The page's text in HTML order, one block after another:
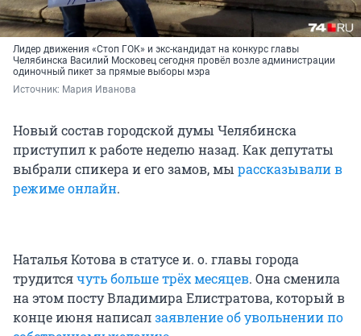
Лидер движения «Стоп ГОК» и экс-кандидат на конкурс главы
Челябинска Василий Московец сегодня провёл возле администрации
одиночный пикет за прямые выборы мэра
Источник: Мария Иванова
Новый состав городской думы Челябинска
приступил к работе неделю назад. Как депутаты
выбрали спикера и его замов, мы рассказывали в
режиме онлайн.
Наталья Котова в статусе и. о. главы города
трудитсячуть больше трёх месяцев. Она сменила
на этом посту Владимира Елистратова, который в
конце июня написалзаявление об увольнении по